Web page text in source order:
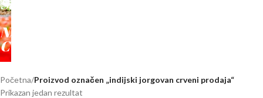
SREĆE
-
NAŠE
CVEĆE
Početna/Proizvod označen „indijski jorgovan crveni prodaja“
Prikazan jedan rezultat